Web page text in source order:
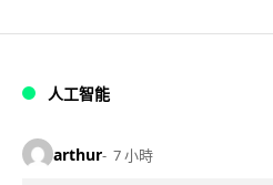
人工智能
arthur 7 小時